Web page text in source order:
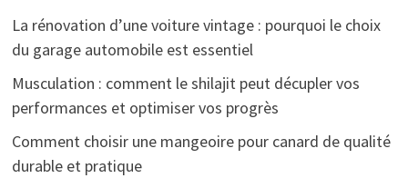
La rénovation d’une voiture vintage : pourquoi le choix
du garage automobile est essentiel
Musculation : comment le shilajit peut décupler vos
performances et optimiser vos progrès
Comment choisir une mangeoire pour canard de qualité
durable et pratique